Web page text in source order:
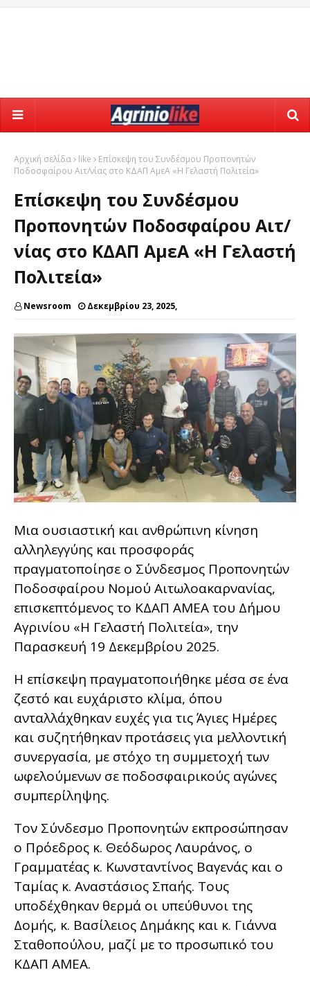
Αρχική σελίδα like
Επίσκεψη του Συνδέσμου Προπονητών
Ποδοσφαίρου Αιτ/νίας στο ΚΔΑΠ ΑμεΑ «Η Γελαστή Πολιτεία»
Επίσκεψη του Συνδέσμου
Προπονητών Ποδοσφαίρου Αιτ/
νίας στο ΚΔΑΠ ΑμεΑ «Η Γελαστή
Πολιτεία»
Newsroom Δεκεμβρίου 23, 2025,
Μια ουσιαστική και ανθρώπινη κίνηση
αλληλεγγύης και προσφοράς
πραγματοποίησε ο Σύνδεσμος Προπονητών
Ποδοσφαίρου Νομού Αιτωλοακαρνανίας,
επισκεπτόμενος το ΚΔΑΠ ΑΜΕΑ του Δήμου
Αγρινίου «Η Γελαστή Πολιτεία», την
Παρασκευή 19 Δεκεμβρίου 2025.
Η επίσκεψη πραγματοποιήθηκε μέσα σε ένα
ζεστό και ευχάριστο κλίμα, όπου
ανταλλάχθηκαν ευχές για τις Άγιες Ημέρες
και συζητήθηκαν προτάσεις για μελλοντική
συνεργασία, με στόχο τη συμμετοχή των
ωφελούμενων σε ποδοσφαιρικούς αγώνες
συμπερίληψης.
Τον Σύνδεσμο Προπονητών εκπροσώπησαν
ο Πρόεδρος κ. Θεόδωρος Λαυράνος, ο
Γραμματέας κ. Κωνσταντίνος Βαγενάς και ο
Ταμίας κ. Αναστάσιος Σπαής. Τους
υποδέχθηκαν θερμά οι υπεύθυνοι της
Δομής, κ. Βασίλειος Δημάκης και κ. Γιάννα
Σταθοπούλου, μαζί με το προσωπικό του
ΚΔΑΠ ΑΜΕΑ.